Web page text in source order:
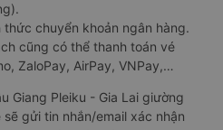
chuyển khoản ngân hàng.
cũng có thể thanh toán vé
ZaloPay, AirPay, VNPay,…
Giang Pleiku - Gia Lai giường
gửi tin nhắn/email xác nhận